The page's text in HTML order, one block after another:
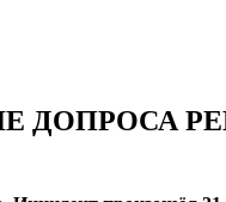
ДОПРОСА